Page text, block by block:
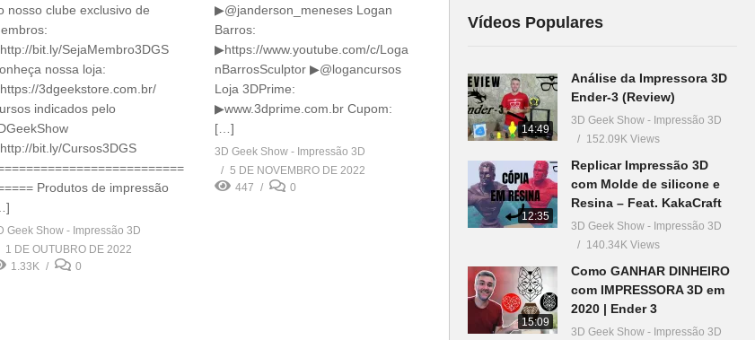
nosso clube exclusivo de
bit.ly/SejaMembro3DGS
nossa loja:
3dgeekstore.com.br/
indicados pelo
bit.ly/Cursos3DGS
Produtos de impressão
Geek Show - Impressão 3D
1 DE OUTUBRO DE 2022
1.33K
0
▶@janderson_meneses Logan
Barros:
▶https://www.youtube.com/c/Loga
nBarrosSculptor ▶@logancursos
Loja 3DPrime:
▶www.3dprime.com.br Cupom:
[…]
3D Geek Show - Impressão 3D
5 DE NOVEMBRO DE 2022
447
0
Vídeos Populares
14:49
Análise da Impressora 3D
Ender-3 (Review)
3D Geek Show - Impressão 3D
152.09K Views
12:35
Replicar Impressão 3D
com Molde de silicone e
Resina – Feat. KakaCraft
3D Geek Show - Impressão 3D
140.34K Views
15:09
Como GANHAR DINHEIRO
com IMPRESSORA 3D em
2020 | Ender 3
3D Geek Show - Impressão 3D